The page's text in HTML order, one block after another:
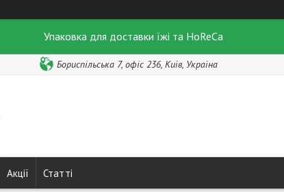
Упаковка для доставки їжі та HoReCa
Бориспільська 7, офіс 236, Київ, Україна
Акції Статті